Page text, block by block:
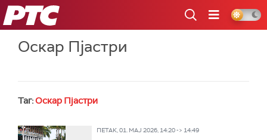
РТС
Оскар Пјастри
Таг:Оскар Пјастри
ПЕТАК, 01. МАЈ 2026, 14:20 -> 14:49